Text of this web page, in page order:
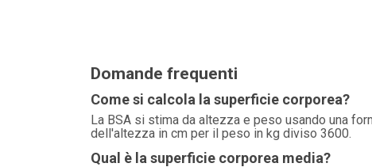
Domande frequenti
Come si calcola la superficie corporea?
La BSA si stima da altezza e peso usando una
dell'altezza in cm per il peso in kg diviso 3600.
Qual è la superficie corporea media?